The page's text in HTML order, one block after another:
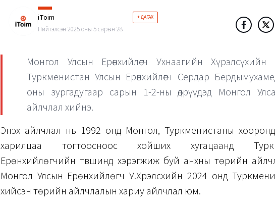
iToim + ДАГАХ
Нийтэлсэн 2025 оны 5 сарын 28
Монгол Улсын Ерөнхийлөгч Ухнаагийн Хүрэлсүхийн
Туркменистан Улсын Ерөнхийлөгч Сердар
оны зургадугаар сарын 1-2-ны өдрүүдэд Монгол
айлчлал хийнэ.
Энэхүү айлчлал нь 1992 онд Монгол, Туркменистаны
харилцаа тогтоосноос хойших хугацаанд
Ерөнхийлөгчийн түвшинд хэрэгжиж буй анхны төрийн
Монгол Улсын Ерөнхийлөгч У.Хүрэлсүхийн 2024 онд
хийсэн төрийн айлчлалын хариу айлчлал юм.